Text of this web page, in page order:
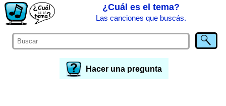
¿Cuál es el tema?
Las canciones que buscás.
Hacer una pregunta